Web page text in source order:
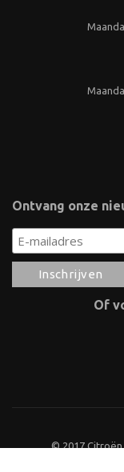
Ontvang onze
Of
© 2017 Citroën